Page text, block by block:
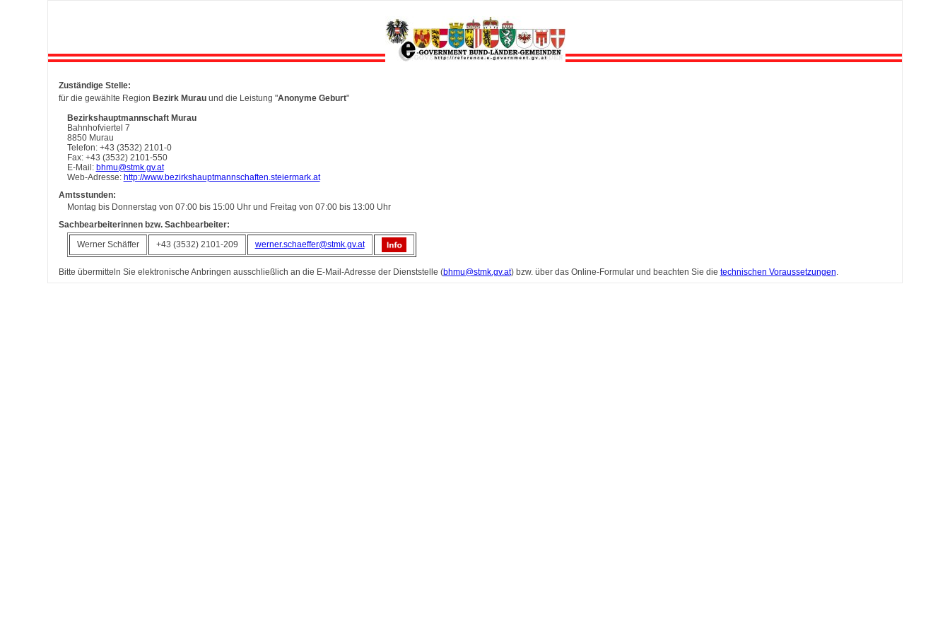
Zuständige Stelle:
für die gewählte Region Bezirk Murauund die Leistung "Anonyme Geburt"
Bezirkshauptmannschaft Murau
Bahnhofviertel 7
8850 Murau
Telefon: +43 (3532) 2101-0
Fax: +43 (3532) 2101-550
E-Mail: bhmu@stmk.gv.at
Web-Adresse: http://www.bezirkshauptmannschaften.steiermark.at
Amtsstunden:
Montag bis Donnerstag von 07:00 bis 15:00 Uhr und Freitag von 07:00 bis 13:00 Uhr
Sachbearbeiterinnen bzw. Sachbearbeiter:
Werner Schäffer
+43 (3532) 2101-209 werner.schaeffer@stmk.gv.at
Bitte übermitteln Sie elektronische Anbringen ausschließlich an die E-Mail-Adresse der Dienststelle (bhmu@stmk.gv.at) bzw. über das Online-Formular und beachten Sie die technischen Voraussetzungen